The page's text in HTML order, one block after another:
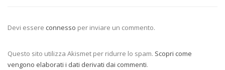
Devi essere connesso per inviare un commento.
Questo sito utilizza Akismet per ridurre lo spam. Scopri come
vengono elaborati i dati derivati dai commenti.